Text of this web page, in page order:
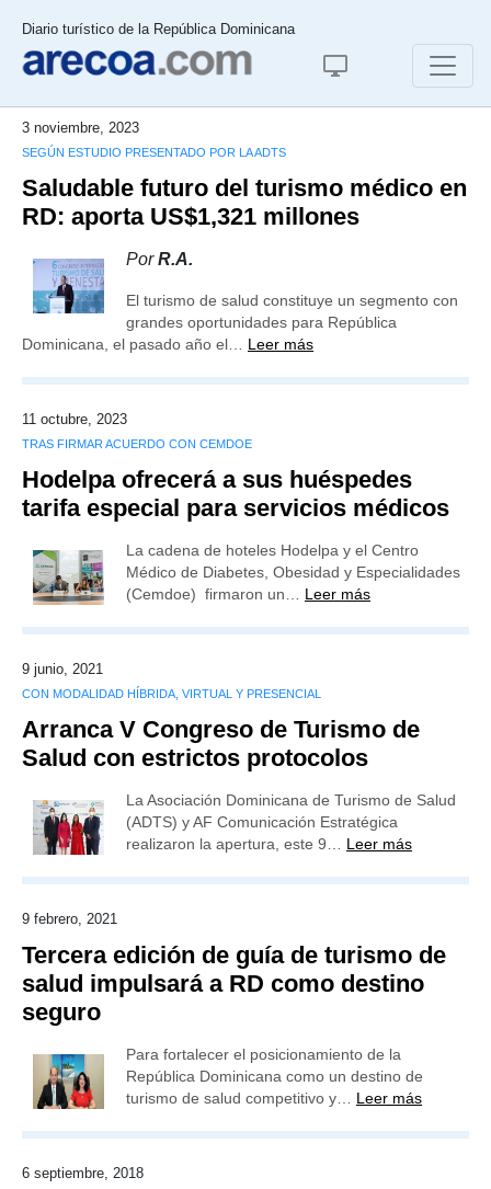
Diario turístico de la República Dominicana
3 noviembre, 2023
SEGÚN ESTUDIO PRESENTADO POR LA ADTS
Saludable futuro del turismo médico en
RD: aporta US$1,321 millones
PorR.A.
El turismo de salud constituye un segmento con
grandes oportunidades para República
Dominicana, el pasado año el… Leer más
11 octubre, 2023
TRAS FIRMAR ACUERDO CON CEMDOE
Hodelpa ofrecerá a sus huéspedes
tarifa especial para servicios médicos
La cadena de hoteles Hodelpa y el Centro
Médico de Diabetes, Obesidad y Especialidades
(Cemdoe) firmaron un… Leer más
9 junio, 2021
CON MODALIDAD HÍBRIDA, VIRTUAL Y PRESENCIAL
Arranca V Congreso de Turismo de
Salud con estrictos protocolos
La Asociación Dominicana de Turismo de Salud
(ADTS) y AF Comunicación Estratégica
realizaron la apertura, este 9… Leer más
9 febrero, 2021
Tercera edición de guía de turismo de
salud impulsará a RD como destino
seguro
Para fortalecer el posicionamiento de la
República Dominicana como un destino de
turismo de salud competitivo y… Leer más
6 septiembre, 2018